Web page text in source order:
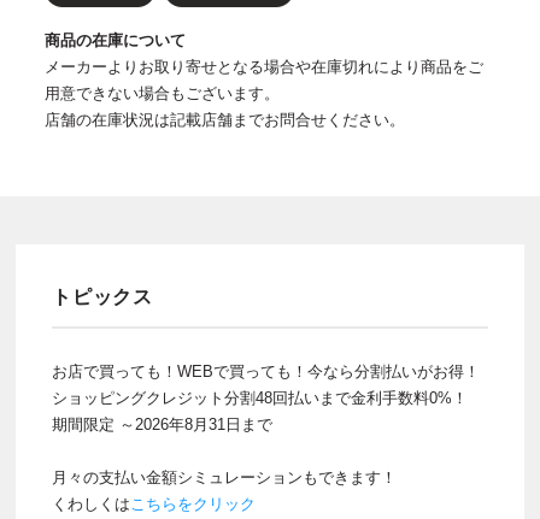
商品の在庫について
メーカーよりお取り寄せとなる場合や在庫切れにより商品をご
用意できない場合もございます。
店舗の在庫状況は記載店舗までお問合せください。
トピックス
お店で買っても！WEBで買っても！今なら分割払いがお得！
ショッピングクレジット分割48回払いまで金利手数料0%！
期間限定 ～2026年8月31日まで
月々の支払い金額シミュレーションもできます！
くわしくはこちらをクリック